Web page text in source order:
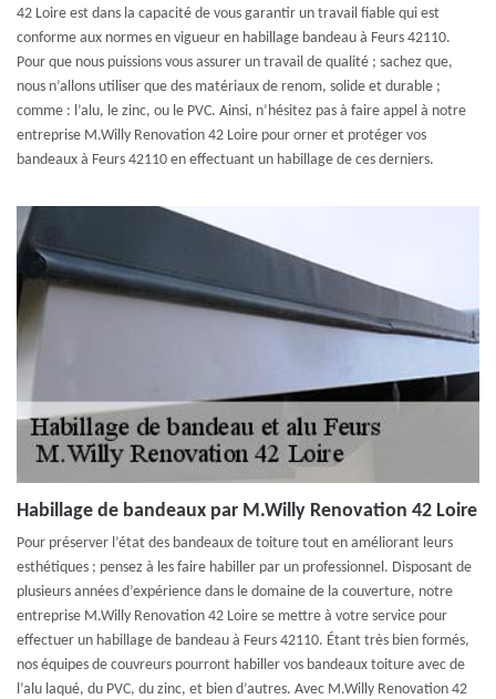
42 Loire est dans la capacité de vous garantir un travail fiable qui est
conforme aux normes en vigueur en habillage bandeau à Feurs 42110.
Pour que nous puissions vous assurer un travail de qualité ; sachez que,
nous n’allons utiliser que des matériaux de renom, solide et durable ;
comme : l’alu, le zinc, ou le PVC. Ainsi, n’hésitez pas à faire appel à notre
entreprise M.Willy Renovation 42 Loire pour orner et protéger vos
bandeaux à Feurs 42110 en effectuant un habillage de ces derniers.
Habillage de bandeaux par M.Willy Renovation 42 Loire
Pour préserver l’état des bandeaux de toiture tout en améliorant leurs
esthétiques ; pensez à les faire habiller par un professionnel. Disposant de
plusieurs années d’expérience dans le domaine de la couverture, notre
entreprise M.Willy Renovation 42 Loire se mettre à votre service pour
effectuer un habillage de bandeau à Feurs 42110. Étant très bien formés,
nos équipes de couvreurs pourront habiller vos bandeaux toiture avec de
l’alu laqué, du PVC, du zinc, et bien d’autres. Avec M.Willy Renovation 42